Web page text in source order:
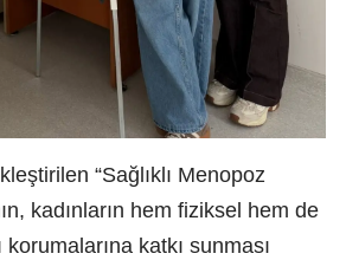
“Sağlıklı Menopoz
kadınların hem fiziksel hem de
korumalarına katkı sunması